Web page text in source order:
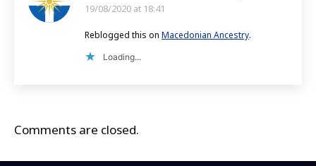
says:
19/08/2020 at 18:41
Reblogged this on Macedonian Ancestry.
Loading...
Comments are closed.